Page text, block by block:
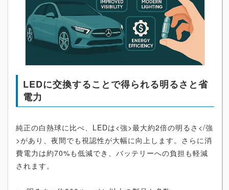
LEDに交換することで得られる明るさと省
電力
純正の白熱球に比べ、LEDは<強>最大約2倍の明るさ</強
>があり、夜間でも視認性が大幅に向上します。さらに消
費電力は約70%も低減でき、バッテリーへの負担も軽減
されます。